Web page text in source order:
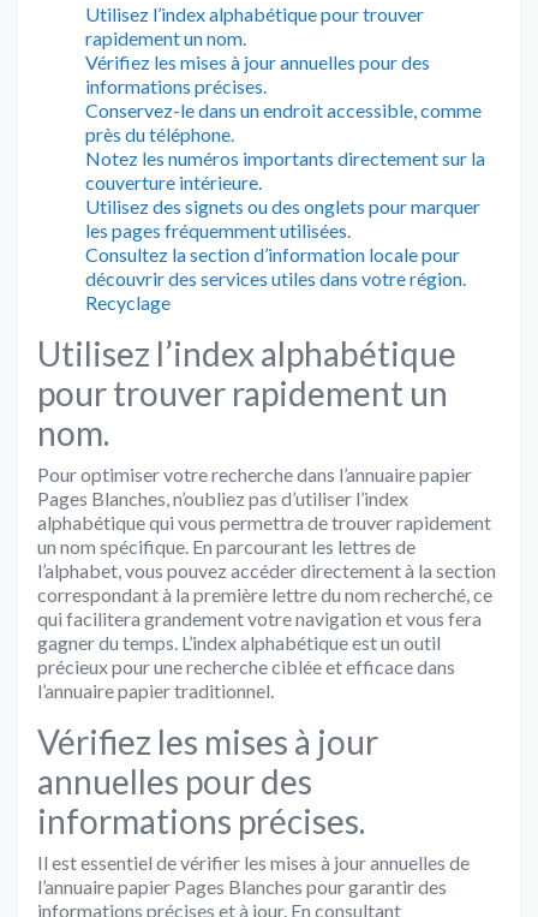
Utilisez l’index alphabétique pour trouver
rapidement un nom.
Vérifiez les mises à jour annuelles pour des
informations précises.
Conservez-le dans un endroit accessible, comme
près du téléphone.
Notez les numéros importants directement sur la
couverture intérieure.
Utilisez des signets ou des onglets pour marquer
les pages fréquemment utilisées.
Consultez la section d’information locale pour
découvrir des services utiles dans votre région.
Recyclage
Utilisez l’index alphabétique
pour trouver rapidement un
nom.
Pour optimiser votre recherche dans l’annuaire papier
Pages Blanches, n’oubliez pas d’utiliser l’index
alphabétique qui vous permettra de trouver rapidement
un nom spécifique. En parcourant les lettres de
l’alphabet, vous pouvez accéder directement à la section
correspondant à la première lettre du nom recherché, ce
qui facilitera grandement votre navigation et vous fera
gagner du temps. L’index alphabétique est un outil
précieux pour une recherche ciblée et efficace dans
l’annuaire papier traditionnel.
Vérifiez les mises à jour
annuelles pour des
informations précises.
Il est essentiel de vérifier les mises à jour annuelles de
l’annuaire papier Pages Blanches pour garantir des
informations précises et à jour. En consultant